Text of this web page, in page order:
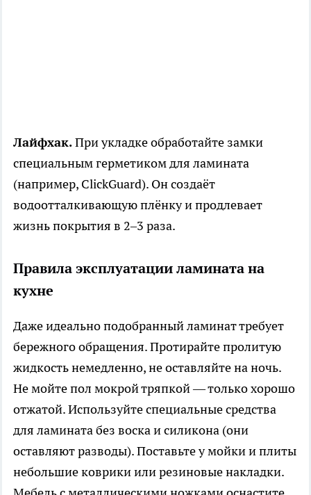
Лайфхак.При укладке обработайте замки
специальным герметиком для ламината
(например, ClickGuard). Он создаёт
водоотталкивающую плёнку и продлевает
жизнь покрытия в 2–3 раза.
Правила эксплуатации ламината на
кухне
Даже идеально подобранный ламинат требует
бережного обращения. Протирайте пролитую
жидкость немедленно, не оставляйте на ночь.
Не мойте пол мокрой тряпкой — только хорошо
отжатой. Используйте специальные средства
для ламината без воска и силикона (они
оставляют разводы). Поставьте у мойки и плиты
небольшие коврики или резиновые накладки.